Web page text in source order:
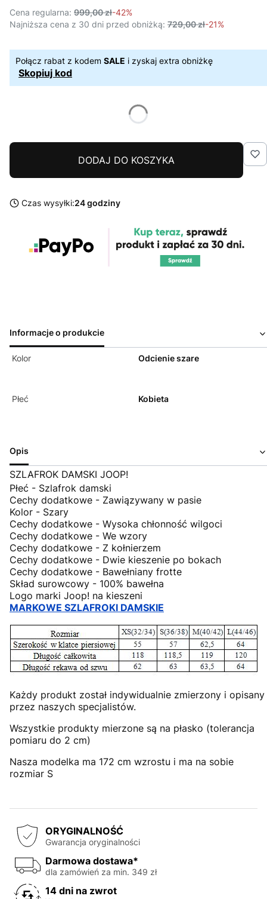
Cena regularna: 999,00 zł-42%
Najniższa cena z 30 dni przed obniżką: 729,00 zł-21%
Połącz rabat z kodem SALE i zyskaj extra obniżkę
Skopiuj kod
DODAJ DO KOSZYKA
Czas wysyłki:24 godziny
Informacje o produkcie
Kolor Odcienie szare
Płeć Kobieta
Opis
SZLAFROK DAMSKI JOOP!
Płeć - Szlafrok damski
Cechy dodatkowe - Zawiązywany w pasie
Kolor - Szary
Cechy dodatkowe - Wysoka chłonność wilgoci
Cechy dodatkowe - We wzory
Cechy dodatkowe - Z kołnierzem
Cechy dodatkowe - Dwie kieszenie po bokach
Cechy dodatkowe - Bawełniany frotte
Skład surowcowy - 100% bawełna
Logo marki Joop! na kieszeni
MARKOWE SZLAFROKI DAMSKIE
Każdy produkt został indywidualnie zmierzony i opisany
przez naszych specjalistów.
Wszystkie produkty mierzone są na płasko (tolerancja
pomiaru do 2 cm)
Nasza modelka ma 172 cm wzrostu i ma na sobie
rozmiar S
ORYGINALNOŚĆ
Gwarancja oryginalności
Darmowa dostawa*
dla zamówień za min. 349 zł
14 dni na zwrot